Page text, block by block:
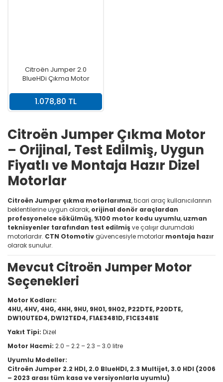
Citroën Jumper 2.0
BlueHDi Çıkma Motor
1.078,80 TL
Citroën Jumper Çıkma Motor
– Orijinal, Test Edilmiş, Uygun
Fiyatlı ve Montaja Hazır Dizel
Motorlar
Citroën Jumper çıkma motorlarımız, ticari araç kullanıcılarının
beklentilerine uygun olarak, orijinal donör araçlardan
profesyonelce sökülmüş,%100 motor kodu uyumlu, uzman
teknisyenler tarafından test edilmiş ve çalışır durumdaki
motorlardır. CTN Otomotivgüvencesiyle motorlar montaja hazır
olarak sunulur.
Mevcut Citroën Jumper Motor
Seçenekleri
Motor Kodları:
4HU, 4HV, 4HG, 4HH, 9HU, 9H01, 9H02, P22DTE, P20DTE,
DW10UTED4, DW12TED4, F1AE3481D, F1CE3481E
Yakıt Tipi: Dizel
Motor Hacmi: 2.0 – 2.2 – 2.3 – 3.0 litre
Uyumlu Modeller:
Citroën Jumper 2.2 HDI, 2.0 BlueHDI, 2.3 Multijet, 3.0 HDI (2006
– 2023 arası tüm kasa ve versiyonlarla uyumlu)